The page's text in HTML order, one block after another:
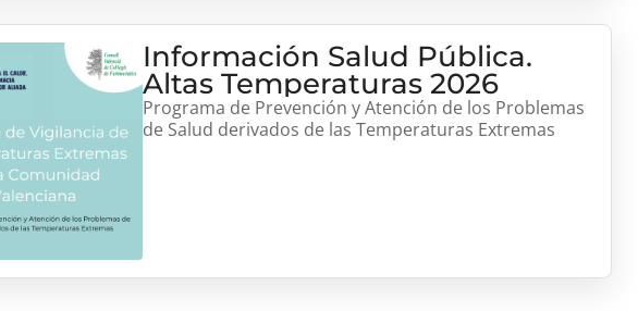
Información Salud Pública.
Altas Temperaturas 2026
Programa de Prevención y Atención de los Problemas
de Salud derivados de las Temperaturas Extremas